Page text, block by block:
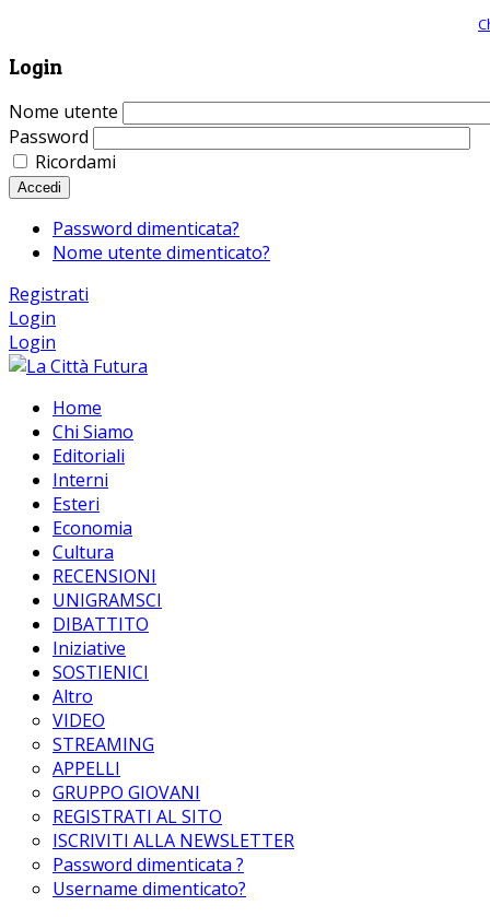
Login
Nome utente
Password
Ricordami
Accedi
Password dimenticata?
Nome utente dimenticato?
Registrati
Login
Login
Home
Chi Siamo
Editoriali
Interni
Esteri
Economia
Cultura
RECENSIONI
UNIGRAMSCI
DIBATTITO
Iniziative
SOSTIENICI
Altro
VIDEO
STREAMING
APPELLI
GRUPPO GIOVANI
REGISTRATI AL SITO
ISCRIVITI ALLA NEWSLETTER
Password dimenticata ?
Username dimenticato?